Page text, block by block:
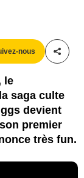
nous
le
saga culte
devient
premier
très fun.